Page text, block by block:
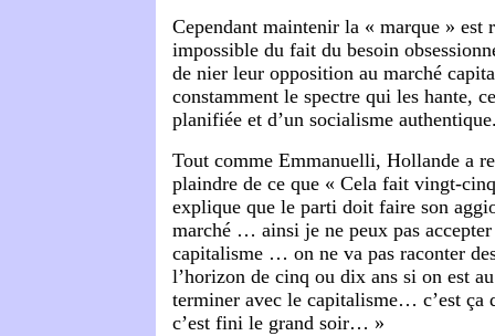
Cependant maintenir la « marque » est
impossible du fait du besoin
de nier leur opposition au marché
constamment le spectre qui les hante,
planifiée et d’un socialisme
Tout comme Emmanuelli, Hollande a
plaindre de ce que « Cela fait vingt-
explique que le parti doit faire son
marché … ainsi je ne peux pas
capitalisme … on ne va pas raconter
l’horizon de cinq ou dix ans si on est
terminer avec le capitalisme… c’est ça
c’est fini le grand soir… »